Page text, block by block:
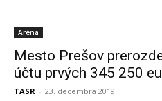
Aréna
Mesto Prešov
účtu prvých 345 250
TASR - 23. decembra 2019